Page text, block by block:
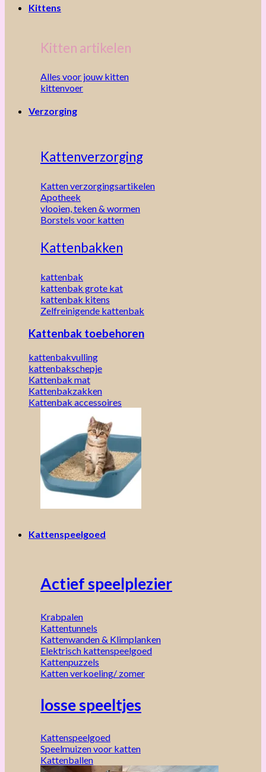
Kittens
Kitten artikelen
Alles voor jouw kitten
kittenvoer
Verzorging
Kattenverzorging
Katten verzorgingsartikelen
Apotheek
vlooien, teken & wormen
Borstels voor katten
Kattenbakken
kattenbak
kattenbak grote kat
kattenbak kitens
Zelfreinigende kattenbak
Kattenbak toebehoren
kattenbakvulling
kattenbakschepje
Kattenbak mat
Kattenbakzakken
Kattenbak accessoires
Kattenspeelgoed
Actief speelplezier
Krabpalen
Kattentunnels
Kattenwanden & Klimplanken
Elektrisch kattenspeelgoed
Kattenpuzzels
Katten verkoeling/ zomer
losse speeltjes
Kattenspeelgoed
Speelmuizen voor katten
Kattenballen